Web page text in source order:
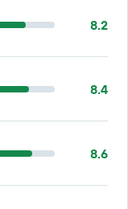
8.2
8.4
8.6